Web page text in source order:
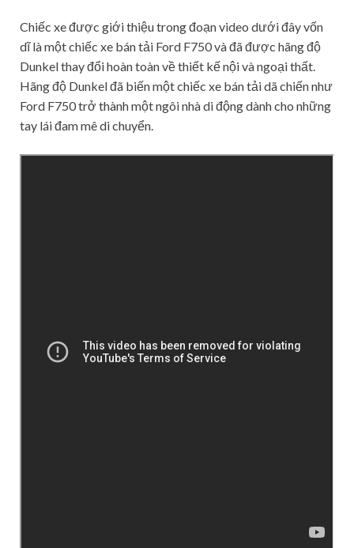
Chiếc xe được giới thiệu trong đoạn video dưới đây vốn
dĩ là một chiếc xe bán tải Ford F750 và đã được hãng độ
Dunkel thay đổi hoàn toàn về thiết kế nội và ngoại thất.
Hãng độ Dunkel đã biến một chiếc xe bán tải dã chiến như
Ford F750 trở thành một ngôi nhà di động dành cho những
tay lái đam mê di chuyển.